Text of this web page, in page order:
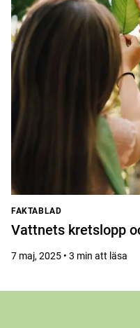
FAKTABLAD
Vattnets kretslopp
7 maj, 2025 • 3 min att läsa